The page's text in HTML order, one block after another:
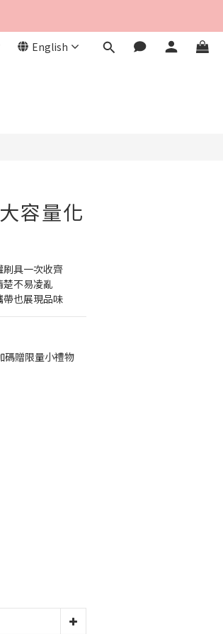
English
容量化
具一次收齊
不易凌亂
也展現品味
碼贈限量小禮物
BUY NOW